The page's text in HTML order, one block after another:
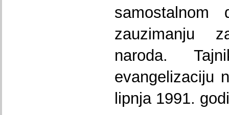
zauzimanju
naroda.
evangelizaciju
lipnja 1991.